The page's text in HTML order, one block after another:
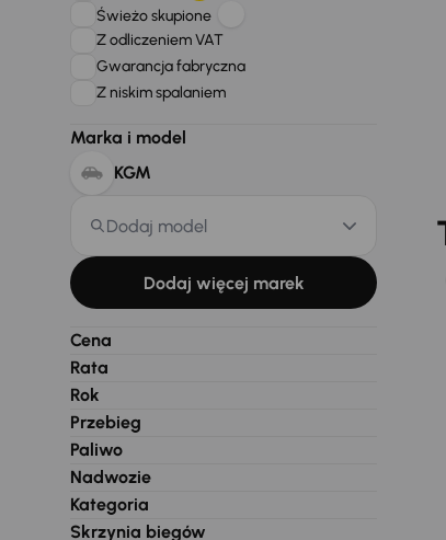
Świeżo skupione
Z odliczeniem VAT
Gwarancja fabryczna
Z niskim spalaniem
Marka i model
KGM
Dodaj model
Dodaj więcej marek
Cena
Rata
Rok
Przebieg
Paliwo
Nadwozie
Kategoria
Skrzynia biegów